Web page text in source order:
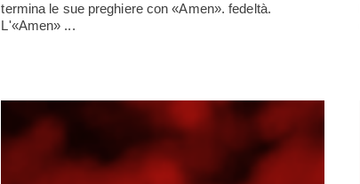
termina le sue preghiere con «Amen». fedeltà.
L'«Amen» ...